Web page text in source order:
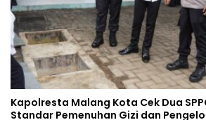
Kapolresta Malang Kota Cek Dua
Standar Pemenuhan Gizi dan